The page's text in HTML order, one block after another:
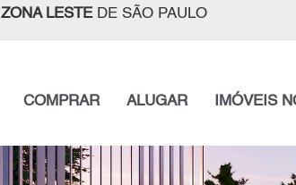
ZONA LESTEDE SÃO PAULO
COMPRAR ALUGAR IMÓVEIS